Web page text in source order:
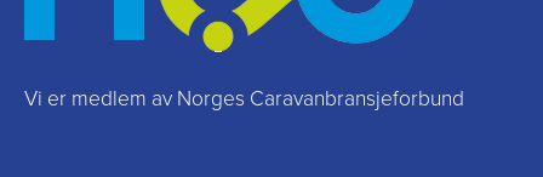
Vi er medlem av Norges Caravanbransjeforbund